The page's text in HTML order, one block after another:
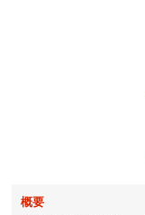
概要